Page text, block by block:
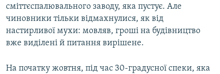
сміттєспалювального заводу, яка пустує. Але
чиновники тільки відмахнулися, як від
настирливої мухи: мовляв, гроші на будівництво
вже виділені й питання вирішене.
На початку жовтня, під час 30-градусної спеки, яка